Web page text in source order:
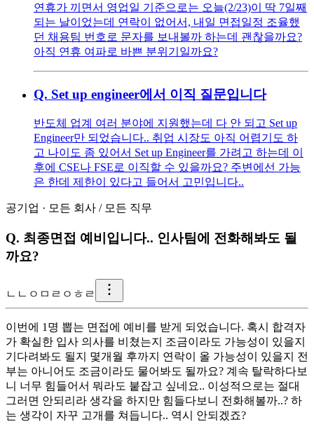
연휴가 끼면서 영업일 기준으로는 오늘(2/23)이 딱 7일째
되는 날이었는데 연락이 없어서, 내일 면접일정 조율했
던 채용팀 번호로 문자를 보내볼까 하는데 괜찮을까요?
아직 연휴 여파로 바쁜 분위기일까요?
Q. Set up engineer에서 이직 질문입니다
반도체 업계 여러 분야에 지원했는데 다 안 되고 Set up
Engineer만 되었습니다.. 취업 시장도 아직 어렵기도 하
고 나이도 좀 있어서 Set up Engineer를 가려고 하는데 이
후에 CSE나 FSE로 이직할 수 있을까요? 주변에선 가능
은 한데 제한이 있다고 들어서 고민입니다..
공기업 · 모든 회사 / 모든 직무
Q. 최종면접 예비입니다.. 인사팀에 전화해봐도 될
까요?
ㄴ ㄴㅇㅁㄹㅇㅎㄹ
이번에 1명 뽑는 면접에 예비를 받게 되었습니다. 혹시 합격자
가 확실한 입사 의사를 비쳤는지 조금이라도 가능성이 있을지
기다려봐도 될지 몇개월 후까지 연락이 올 가능성이 있을지 전
부는 아니어도 조금이라도 물어봐도 될까요? 계속 탈락하다보
니 너무 힘들어서 뭐라도 붙잡고 싶네요.. 이성적으로는 절대
그러면 안되리라 생각을 하지만 힘들다보니 전화해볼까..? 하
는 생각이 자꾸 고개를 쳐듭니다.. 역시 안되겠죠?